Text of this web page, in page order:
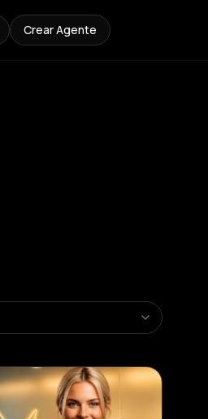
Crear Agente